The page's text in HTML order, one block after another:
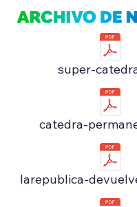
super-
catedra-
larepublica-